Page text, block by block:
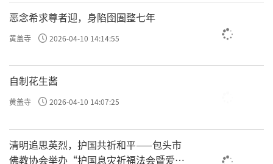
恶念希求尊者迎，身陷囹圄整七年
黄盖寺 2026-04-10 14:14:55
自制花生酱
黄盖寺 2026-04-10 14:07:25
清明追思英烈，护国共祈和平——包头市
佛教协会举办“护国息灾祈福法会暨爱国